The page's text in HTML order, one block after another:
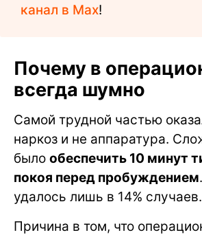
канал в Max!
Почему в
всегда шумно
Самой трудной частью
наркоз и не аппаратура.
было обеспечить 10 минут
покоя перед пробуждением
удалось лишь в 14% случаев.
Причина в том, что